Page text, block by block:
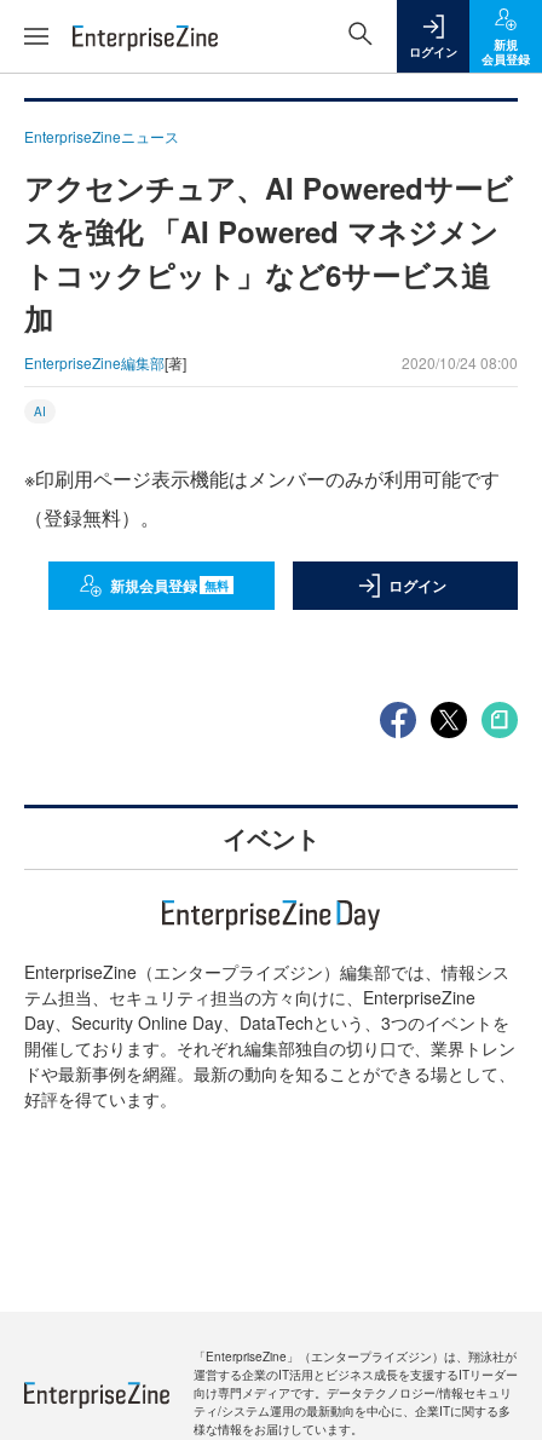
ログイン
新規
会員登録
EnterpriseZineニュース
アクセンチュア、AI Poweredサービ
スを強化 「AI Powered マネジメン
トコックピット」など6サービス追
加
EnterpriseZine編集部[著] 2020/10/24 08:00
AI
※印刷用ページ表示機能はメンバーのみが利用可能です
（登録無料）。
新規会員登録 無料 ログイン
イベント
EnterpriseZine（エンタープライズジン）編集部では、情報シス
テム担当、セキュリティ担当の方々向けに、EnterpriseZine
Day、Security Online Day、DataTechという、3つのイベントを
開催しております。それぞれ編集部独自の切り口で、業界トレン
ドや最新事例を網羅。最新の動向を知ることができる場として、
好評を得ています。
「EnterpriseZine」（エンタープライズジン）は、翔泳社が
運営する企業のIT活用とビジネス成長を支援するITリーダー
向け専門メディアです。データテクノロジー/情報セキュリ
ティ/システム運用の最新動向を中心に、企業ITに関する多
様な情報をお届けしています。